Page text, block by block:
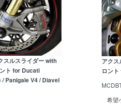
スルスライダー with
ト for Ducati
Panigale V4 / Diavel
アク
ロン
希望